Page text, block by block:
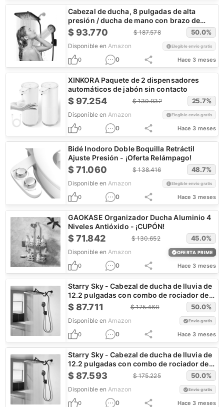
Cabezal de ducha, 8 pulgadas de alta
presión / ducha de mano con brazo de
extensión
$ 93.770 $187.578 50.0%
Disponible en Amazon Elegible envío gratis
0 0 Hace 3 meses
XINKORA Paquete de 2 dispensadores
automáticos de jabón sin contacto
$ 97.254 $130.932 25.7%
Disponible en Amazon Elegible envío gratis
0 0 Hace 3 meses
Bidé Inodoro Doble Boquilla Retráctil
Ajuste Presión - ¡Oferta Relámpago!
$71.060 $138.416 48.7%
Disponible en Amazon Elegible envío gratis
0 0 Hace 3 meses
GAOKASE Organizador Ducha Aluminio 4
Niveles Antióxido - ¡CUPÓN!
$71.842 $130.652 45.0%
Disponible en Amazon OFERTA PRIME
0 0 Hace 3 meses
Starry Sky - Cabezal de ducha de lluvia de
12.2 pulgadas con combo de rociador de
mano
$87.711 $175.460 50.0%
Disponible en Amazon Envío gratis
0 0 Hace 3 meses
Starry Sky - Cabezal de ducha de lluvia de
12.2 pulgadas con combo de rociador de
mano
$87.593 $175.225 50.0%
Disponible en Amazon Envío gratis
0 0 Hace 3 meses